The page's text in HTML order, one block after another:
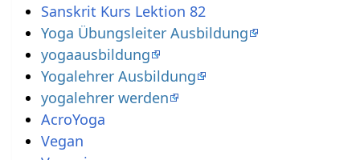
Sanskrit Kurs Lektion 82
Yoga Übungsleiter Ausbildung
yogaausbildung
Yogalehrer Ausbildung
yogalehrer werden
AcroYoga
Vegan